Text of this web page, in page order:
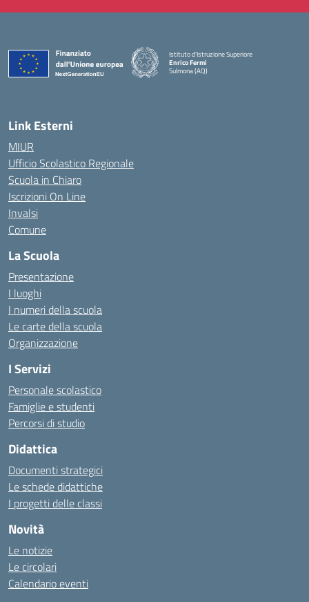
Istituto d'Istruzione Superiore
Enrico Fermi
Sulmona (AQ)
— Visita la pagina iniziale della scuola
Link Esterni
MIUR
Ufficio Scolastico Regionale
Scuola in Chiaro
Iscrizioni On Line
Invalsi
Comune
La Scuola
Presentazione
I luoghi
I numeri della scuola
Le carte della scuola
Organizzazione
I Servizi
Personale scolastico
Famiglie e studenti
Percorsi di studio
Didattica
Documenti strategici
Le schede didattiche
I progetti delle classi
Novità
Le notizie
Le circolari
Calendario eventi